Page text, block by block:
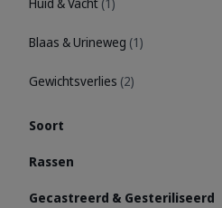
Blaas & Urineweg (1)
Gewichtsverlies (2)
Soort
Rassen
Gecastreerd & Gesteriliseerd